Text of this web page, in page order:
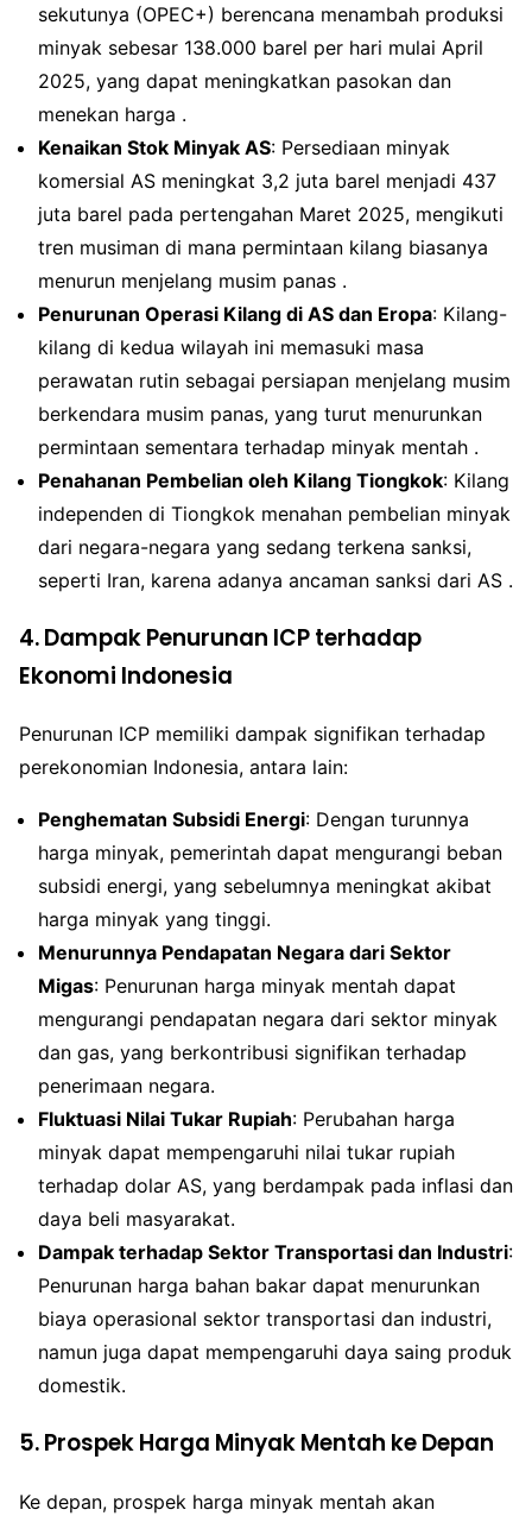
sekutunya (OPEC+) berencana menambah produksi
minyak sebesar 138.000 barel per hari mulai April
2025, yang dapat meningkatkan pasokan dan
menekan harga .
Kenaikan Stok Minyak AS: Persediaan minyak
komersial AS meningkat 3,2 juta barel menjadi 437
juta barel pada pertengahan Maret 2025, mengikuti
tren musiman di mana permintaan kilang biasanya
menurun menjelang musim panas .
Penurunan Operasi Kilang di AS dan Eropa: Kilang-
kilang di kedua wilayah ini memasuki masa
perawatan rutin sebagai persiapan menjelang musim
berkendara musim panas, yang turut menurunkan
permintaan sementara terhadap minyak mentah .
Penahanan Pembelian oleh Kilang Tiongkok: Kilang
independen di Tiongkok menahan pembelian minyak
dari negara-negara yang sedang terkena sanksi,
seperti Iran, karena adanya ancaman sanksi dari AS .
4. Dampak Penurunan ICP terhadap
Ekonomi Indonesia
Penurunan ICP memiliki dampak signifikan terhadap
perekonomian Indonesia, antara lain:
Penghematan Subsidi Energi: Dengan turunnya
harga minyak, pemerintah dapat mengurangi beban
subsidi energi, yang sebelumnya meningkat akibat
harga minyak yang tinggi.
Menurunnya Pendapatan Negara dari Sektor
Migas: Penurunan harga minyak mentah dapat
mengurangi pendapatan negara dari sektor minyak
dan gas, yang berkontribusi signifikan terhadap
penerimaan negara.
Fluktuasi Nilai Tukar Rupiah: Perubahan harga
minyak dapat mempengaruhi nilai tukar rupiah
terhadap dolar AS, yang berdampak pada inflasi dan
daya beli masyarakat.
Dampak terhadap Sektor Transportasi dan Industri:
Penurunan harga bahan bakar dapat menurunkan
biaya operasional sektor transportasi dan industri,
namun juga dapat mempengaruhi daya saing produk
domestik.
5. Prospek Harga Minyak Mentah ke Depan
Ke depan, prospek harga minyak mentah akan